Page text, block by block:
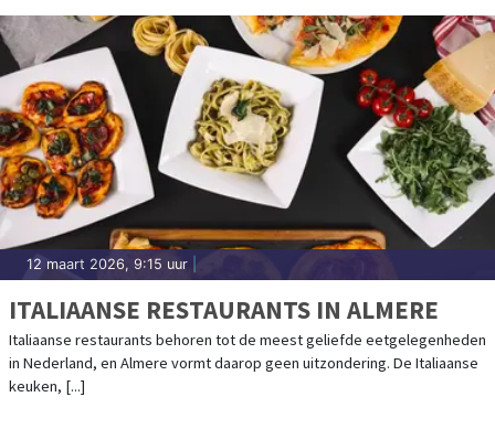
12 maart 2026, 9:15 uur
ITALIAANSE RESTAURANTS IN ALMERE
Italiaanse restaurants behoren tot de meest geliefde eetgelegenheden
in Nederland, en Almere vormt daarop geen uitzondering. De Italiaanse
keuken, [...]